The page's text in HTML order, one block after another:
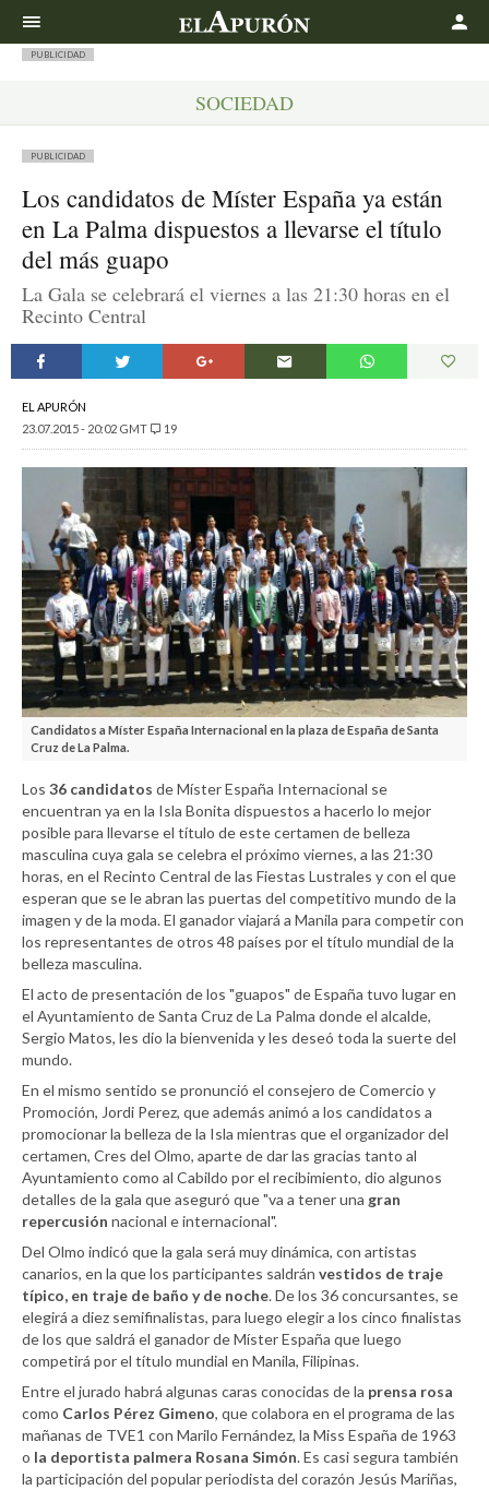
PUBLICIDAD
SOCIEDAD
PUBLICIDAD
Los candidatos de Míster España ya están
en La Palma dispuestos a llevarse el título
del más guapo
La Gala se celebrará el viernes a las 21:30 horas en el
Recinto Central
EL APURÓN
23.07.2015 - 20:02 GMT
19
Candidatos a Míster España Internacional en la plaza de España de Santa
Cruz de La Palma.
Los 36 candidatos de Míster España Internacional se
encuentran ya en la Isla Bonita dispuestos a hacerlo lo mejor
posible para llevarse el título de este certamen de belleza
masculina cuya gala se celebra el próximo viernes, a las 21:30
horas, en el Recinto Central de las Fiestas Lustrales y con el que
esperan que se le abran las puertas del competitivo mundo de la
imagen y de la moda. El ganador viajará a Manila para competir con
los representantes de otros 48 países por el título mundial de la
belleza masculina.
El acto de presentación de los "guapos" de España tuvo lugar en
el Ayuntamiento de Santa Cruz de La Palma donde el alcalde,
Sergio Matos, les dio la bienvenida y les deseó toda la suerte del
mundo.
En el mismo sentido se pronunció el consejero de Comercio y
Promoción, Jordi Perez, que además animó a los candidatos a
promocionar la belleza de la Isla mientras que el organizador del
certamen, Cres del Olmo, aparte de dar las gracias tanto al
Ayuntamiento como al Cabildo por el recibimiento, dio algunos
detalles de la gala que aseguró que "va a tener una gran
repercusión nacional e internacional".
Del Olmo indicó que la gala será muy dinámica, con artistas
canarios, en la que los participantes saldrán vestidos de traje
típico, en traje de baño y de noche. De los 36 concursantes, se
elegirá a diez semifinalistas, para luego elegir a los cinco finalistas
de los que saldrá el ganador de Míster España que luego
competirá por el título mundial en Manila, Filipinas.
Entre el jurado habrá algunas caras conocidas de la prensa rosa
como Carlos Pérez Gimeno, que colabora en el programa de las
mañanas de TVE1 con Marilo Fernández, la Miss España de 1963
o la deportista palmera Rosana Simón. Es casi segura también
la participación del popular periodista del corazón Jesús Mariñas,